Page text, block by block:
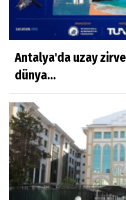
Antalya'da uzay
dünya...